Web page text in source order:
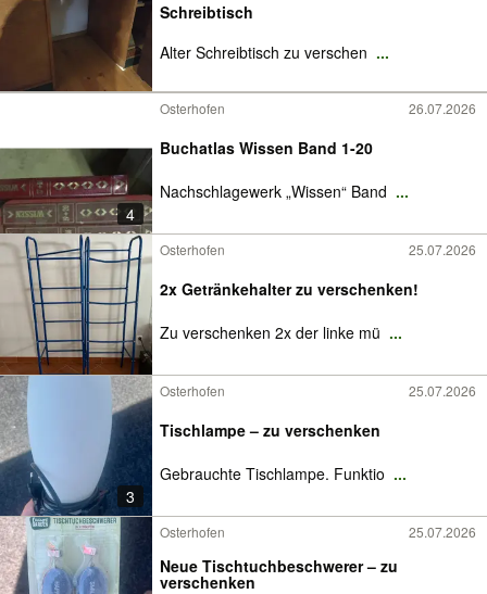
Schreibtisch
Alter Schreibtisch zu verschen ...
4
Osterhofen 26.07.2026
Buchatlas Wissen Band 1-20
Nachschlagewerk „Wissen“ Band ...
Osterhofen 25.07.2026
2x Getränkehalter zu verschenken!
Zu verschenken 2x der linke mü ...
3
Osterhofen 25.07.2026
Tischlampe – zu verschenken
Gebrauchte Tischlampe. Funktio ...
Osterhofen 25.07.2026
Neue Tischtuchbeschwerer – zu
verschenken